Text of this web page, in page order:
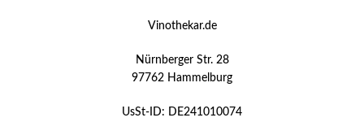
Vinothekar.de
Nürnberger Str. 28
97762 Hammelburg
UsSt-ID: DE241010074